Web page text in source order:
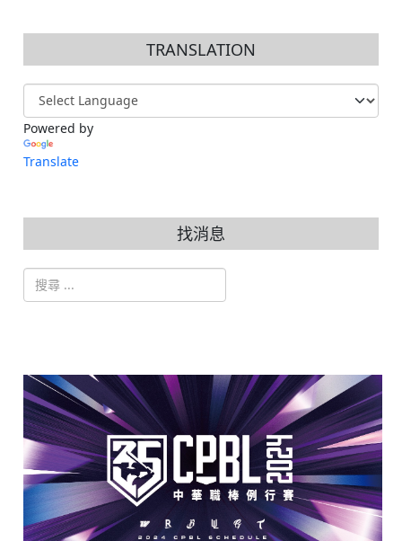
TRANSLATION
Powered by
Translate
找消息
搜索